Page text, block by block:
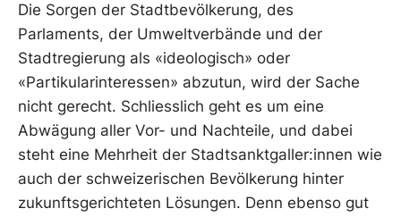
Die Sorgen der Stadtbevölkerung, des
Parlaments, der Umweltverbände und der
Stadtregierung als «ideologisch» oder
«Partikularinteressen» abzutun, wird der Sache
nicht gerecht. Schliesslich geht es um eine
Abwägung aller Vor- und Nachteile, und dabei
steht eine Mehrheit der Stadtsanktgaller:innen wie
auch der schweizerischen Bevölkerung hinter
zukunftsgerichteten Lösungen. Denn ebenso gut